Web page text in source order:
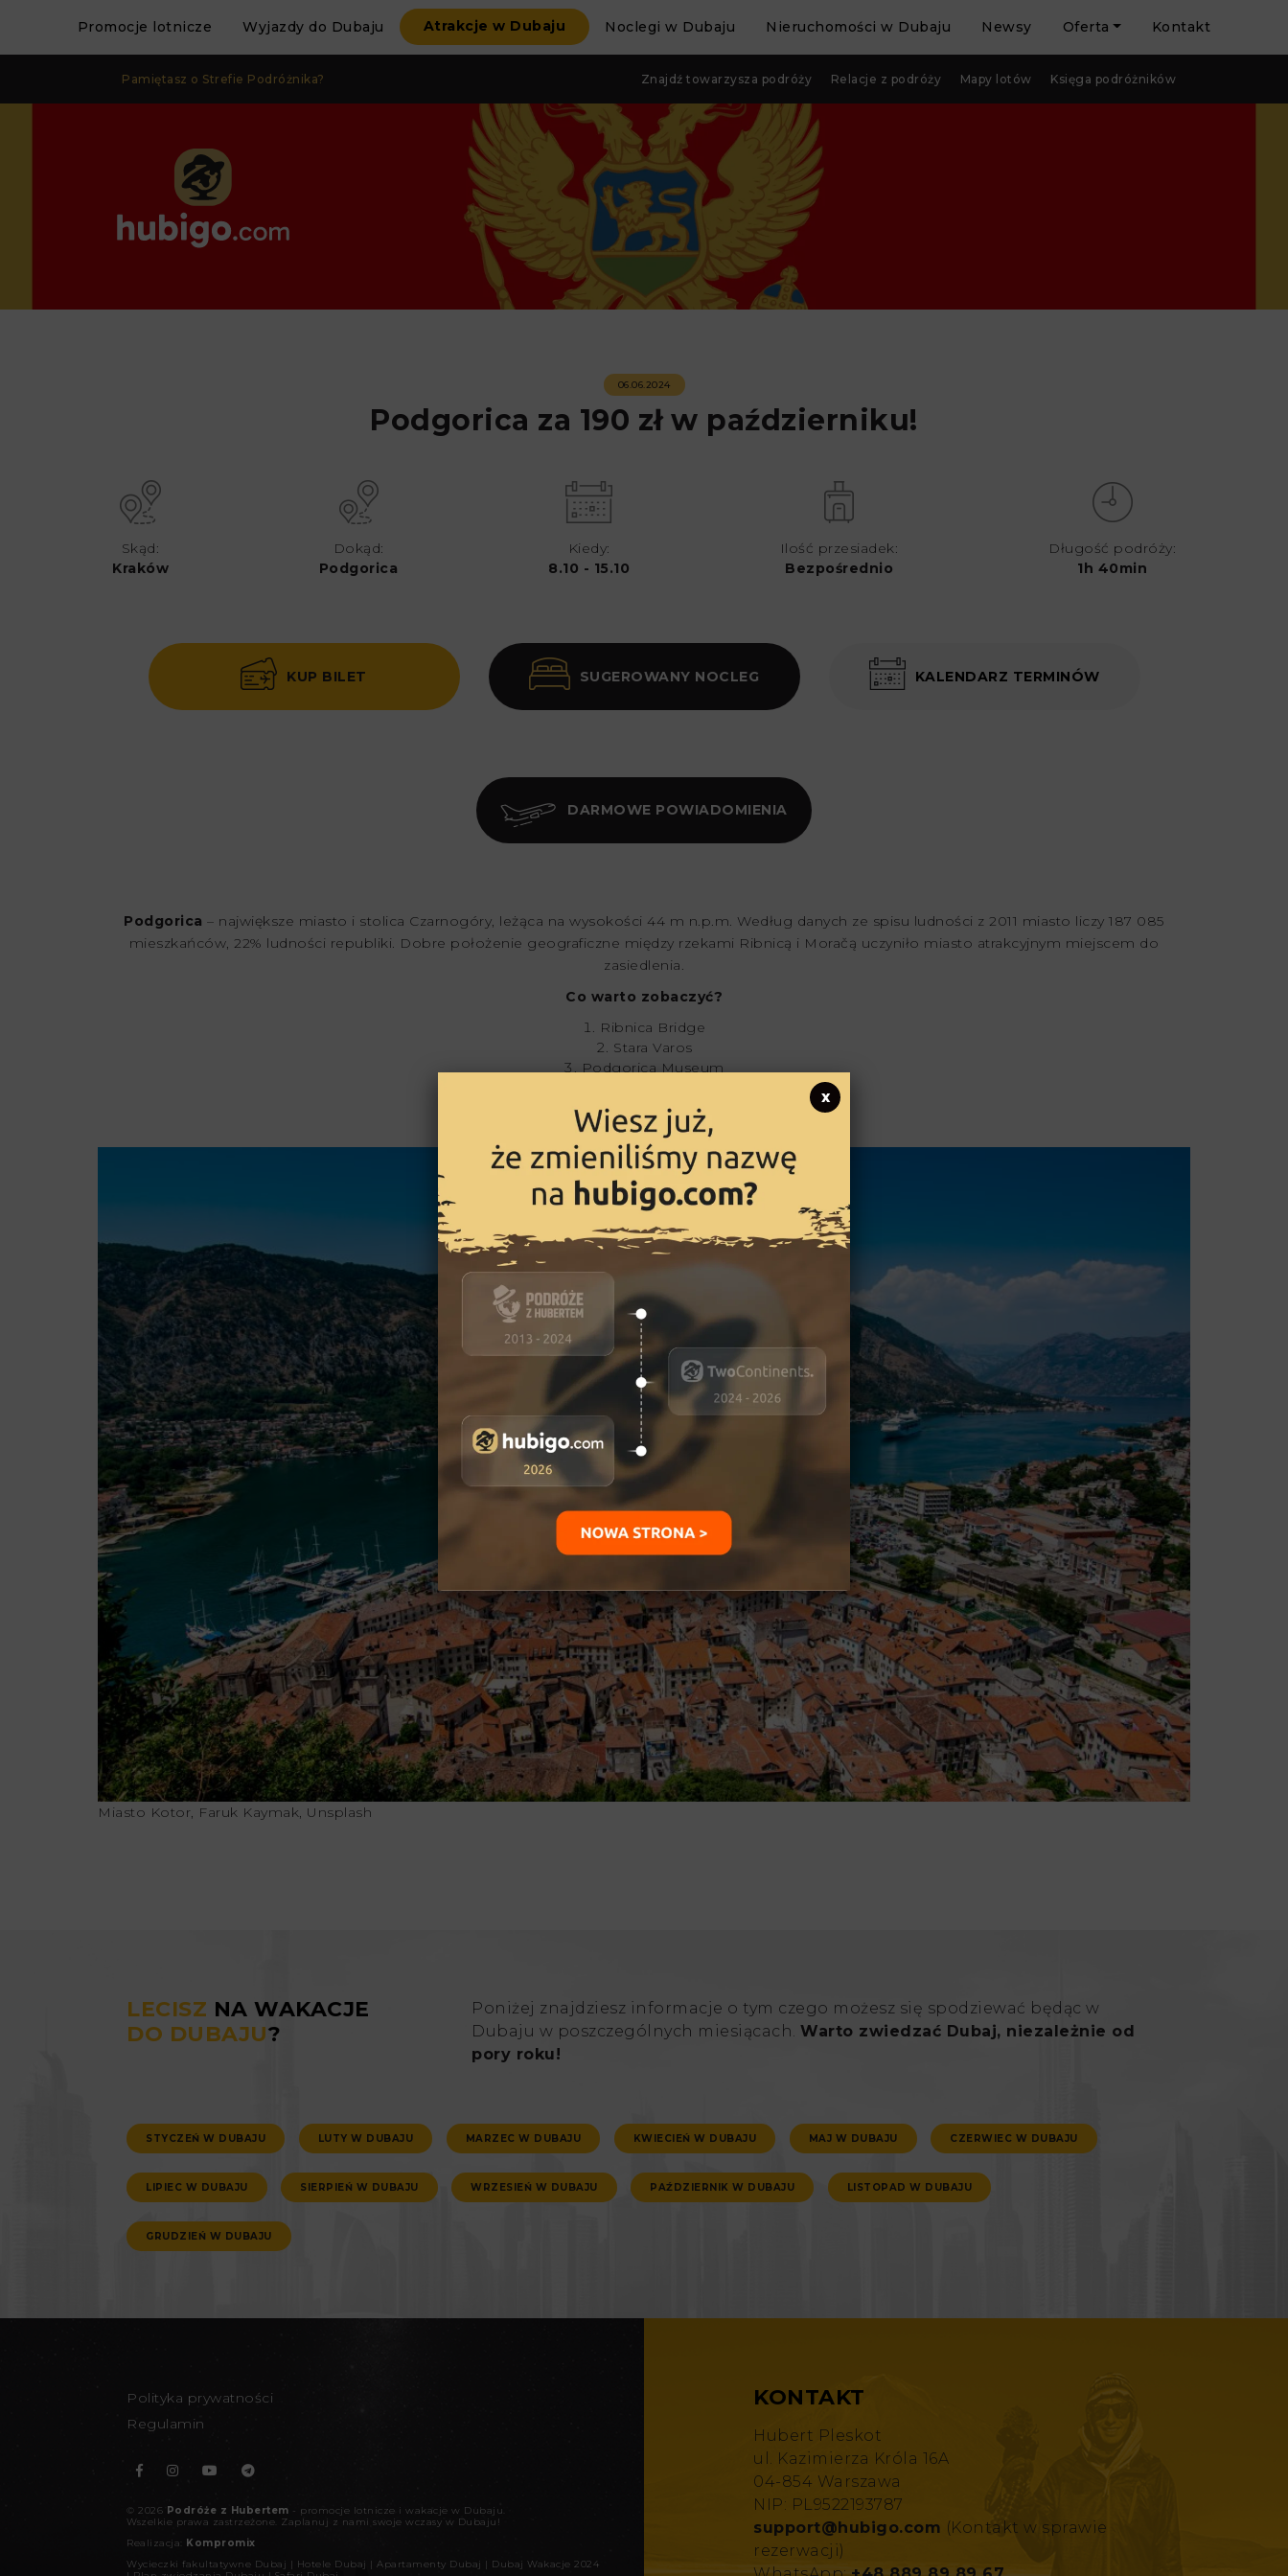
Promocje lotnicze Wyjazdy do Dubaju Atrakcje w Dubaju Noclegi w Dubaju Nieruchomości w Dubaju Newsy Oferta Kontakt
Pamiętasz o Strefie Podróżnika? Znajdź towarzysza podróży Relacje z podróży Mapy lotów Księga podróżników
06.06.2024
Podgorica za 190 zł w październiku!
Skąd:
Kraków
Dokąd:
Podgorica
Kiedy:
8.10 - 15.10
Ilość przesiadek:
Bezpośrednio
Długość podróży:
1h 40min
KUP BILET SUGEROWANY NOCLEG KALENDARZ TERMINÓW
DARMOWE POWIADOMIENIA
Podgorica – największe miasto i stolica Czarnogóry, leżąca na wysokości 44 m n.p.m. Według danych ze spisu ludności z 2011 miasto liczy 187 085
mieszkańców, 22% ludności republiki. Dobre położenie geograficzne między rzekami Ribnicą i Moračą uczyniło miasto atrakcyjnym miejscem do
zasiedlenia.
Co warto zobaczyć?
Ribnica Bridge
Stara Varos
Podgorica Museum
Cijvena Waterfalls
Miasto Kotor, Faruk Kaymak, Unsplash
LECISZ NA WAKACJE
DO DUBAJU?
Poniżej znajdziesz informacje o tym czego możesz się spodziewać będąc w
Dubaju w poszczególnych miesiącach. Warto zwiedzać Dubaj, niezależnie od
pory roku!
STYCZEŃ W DUBAJU LUTY W DUBAJU MARZEC W DUBAJU KWIECIEŃ W DUBAJU MAJ W DUBAJU CZERWIEC W DUBAJU
LIPIEC W DUBAJU SIERPIEŃ W DUBAJU WRZESIEŃ W DUBAJU PAŹDZIERNIK W DUBAJU LISTOPAD W DUBAJU
GRUDZIEŃ W DUBAJU
Polityka prywatności
Regulamin
© 2026 Podróże z Hubertem - promocje lotnicze i wakacje w Dubaju
Wszelkie prawa zastrzeżone. Zaplanuj z nami swoje wczasy w Dubaju!
Realizacja: Kompromix
Wycieczki fakultatywne Dubaj | Hotele Dubaj | Apartamenty Dubaj | Dubaj Wakacje 2024
KONTAKT
Hubert Pleskot
ul. Kazimierza Króla 16A
04-854 Warszawa
NIP: PL9522193787
support@hubigo.com (Kontakt w sprawie
rezerwacji)
x